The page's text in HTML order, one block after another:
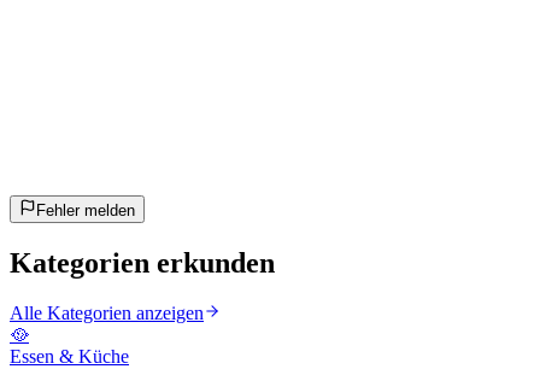
Fehler melden
Kategorien erkunden
Alle Kategorien anzeigen
🥘
Essen & Küche